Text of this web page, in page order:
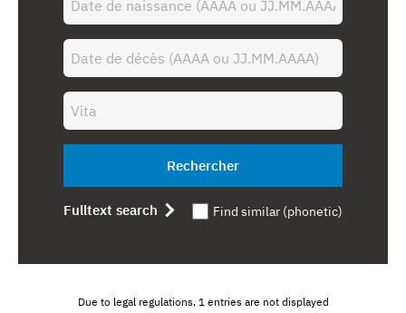
Rechercher
Fulltext search Find similar (phonetic)
Due to legal regulations, 1 entries are not displayed